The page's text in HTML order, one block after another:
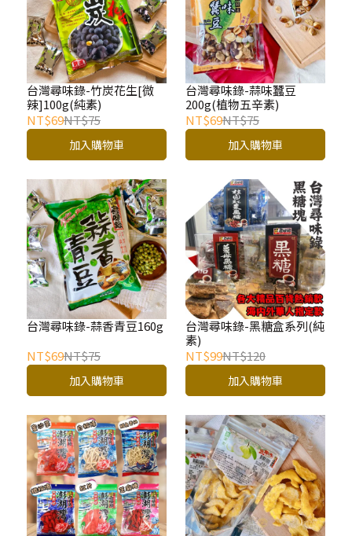
台灣尋味錄-竹炭花生[微
辣]100g(純素)
NT$69NT$75
加入購物車
台灣尋味錄-蒜味蠶豆
200g(植物五辛素)
NT$69NT$75
加入購物車
台灣尋味錄-蒜香青豆160g
NT$69NT$75
加入購物車
台灣尋味錄-黑糖盒系列(純
素)
NT$99NT$120
加入購物車